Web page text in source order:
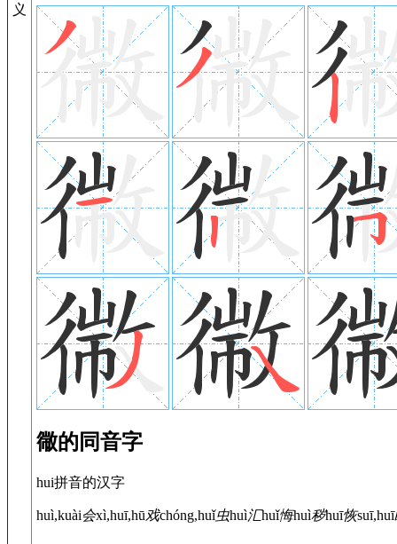
义
幑的同音字
hui拼音的汉字
huì,kuài会xì,huī,hū戏chóng,huǐ虫huì汇huǐ悔huì秽huī恢suī,huī